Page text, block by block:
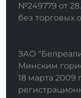
№249779 от
без торговых
ЗАО
Минским
18 марта 2009